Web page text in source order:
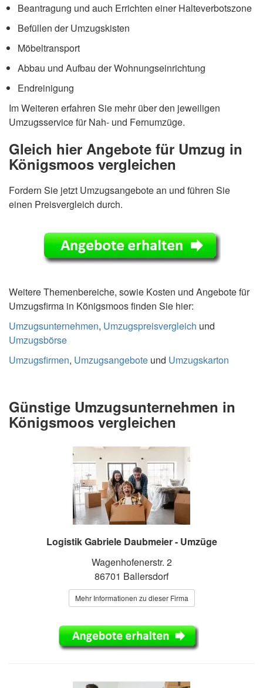
Beantragung und auch Errichten einer Halteverbotszone
Befüllen der Umzugskisten
Möbeltransport
Abbau und Aufbau der Wohnungseinrichtung
Endreinigung
Im Weiteren erfahren Sie mehr über den jeweiligen
Umzugsservice für Nah- und Fernumzüge.
Gleich hier Angebote für Umzug in
Königsmoos vergleichen
Fordern Sie jetzt Umzugsangebote an und führen Sie
einen Preisvergleich durch.
Weitere Themenbereiche, sowie Kosten und Angebote für
Umzugsfirma in Königsmoos finden Sie hier:
Umzugsunternehmen, Umzugspreisvergleich und
Umzugsbörse
Umzugsfirmen, Umzugsangebote und Umzugskarton
Günstige Umzugsunternehmen in
Königsmoos vergleichen
Logistik Gabriele Daubmeier - Umzüge
Wagenhofenerstr. 2
86701 Ballersdorf
Mehr Informationen zu dieser Firma